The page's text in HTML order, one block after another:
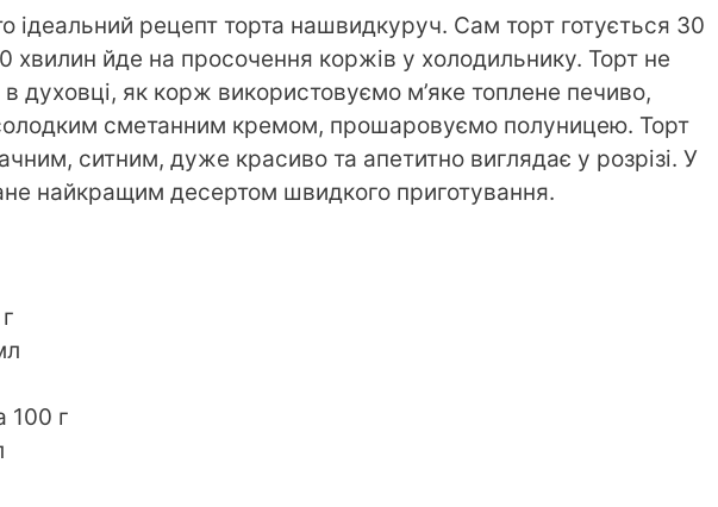
ідеальний рецепт торта нашвидкуруч. Сам торт готується 30
хвилин йде на просочення коржів у холодильнику. Торт не
в духовці, як корж використовуємо м’яке топлене печиво,
сметанним кремом, прошаровуємо полуницею. Торт
ситним, дуже красиво та апетитно виглядає у розрізі. У
найкращим десертом швидкого приготування.
100 г